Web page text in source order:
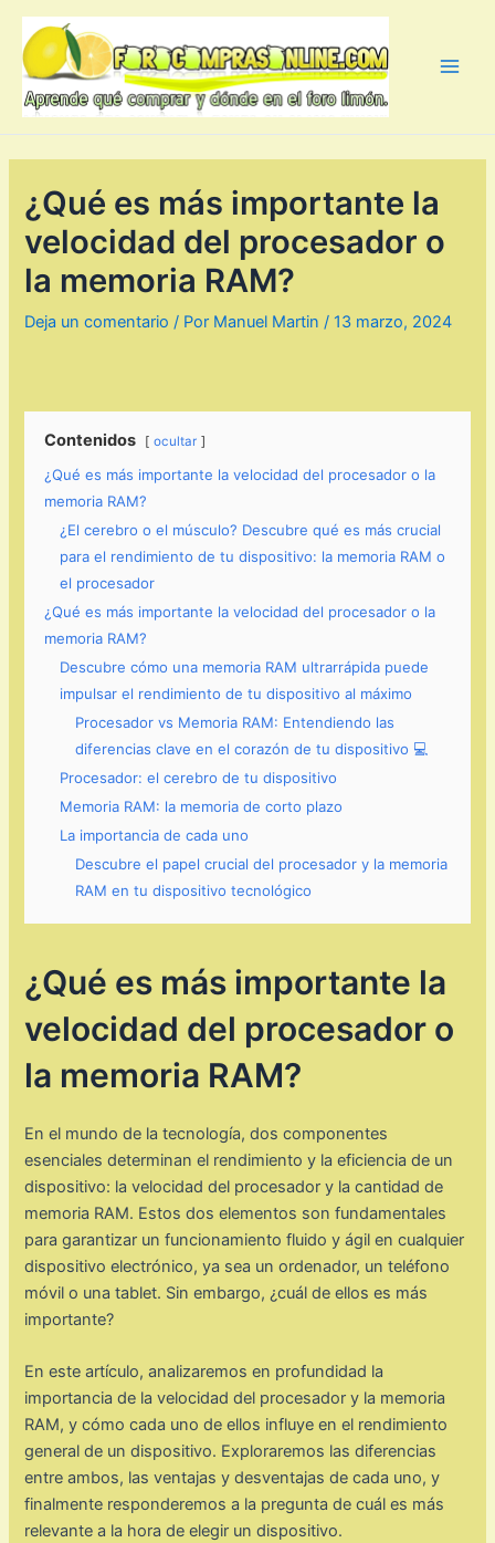
contenido
¿Qué es más importante la
velocidad del procesador o
la memoria RAM?
Deja un comentario / Por Manuel Martin /13 marzo, 2024
Contenidos ocultar
¿Qué es más importante la velocidad del procesador o la
memoria RAM?
¿El cerebro o el músculo? Descubre qué es más crucial
para el rendimiento de tu dispositivo: la memoria RAM o
el procesador
¿Qué es más importante la velocidad del procesador o la
memoria RAM?
Descubre cómo una memoria RAM ultrarrápida puede
impulsar el rendimiento de tu dispositivo al máximo
Procesador vs Memoria RAM: Entendiendo las
diferencias clave en el corazón de tu dispositivo 💻
Procesador: el cerebro de tu dispositivo
Memoria RAM: la memoria de corto plazo
La importancia de cada uno
Descubre el papel crucial del procesador y la memoria
RAM en tu dispositivo tecnológico
¿Qué es más importante la
velocidad del procesador o
la memoria RAM?
En el mundo de la tecnología, dos componentes
esenciales determinan el rendimiento y la eficiencia de un
dispositivo: la velocidad del procesador y la cantidad de
memoria RAM. Estos dos elementos son fundamentales
para garantizar un funcionamiento fluido y ágil en cualquier
dispositivo electrónico, ya sea un ordenador, un teléfono
móvil o una tablet. Sin embargo, ¿cuál de ellos es más
importante?
En este artículo, analizaremos en profundidad la
importancia de la velocidad del procesador y la memoria
RAM, y cómo cada uno de ellos influye en el rendimiento
general de un dispositivo. Exploraremos las diferencias
entre ambos, las ventajas y desventajas de cada uno, y
finalmente responderemos a la pregunta de cuál es más
relevante a la hora de elegir un dispositivo.